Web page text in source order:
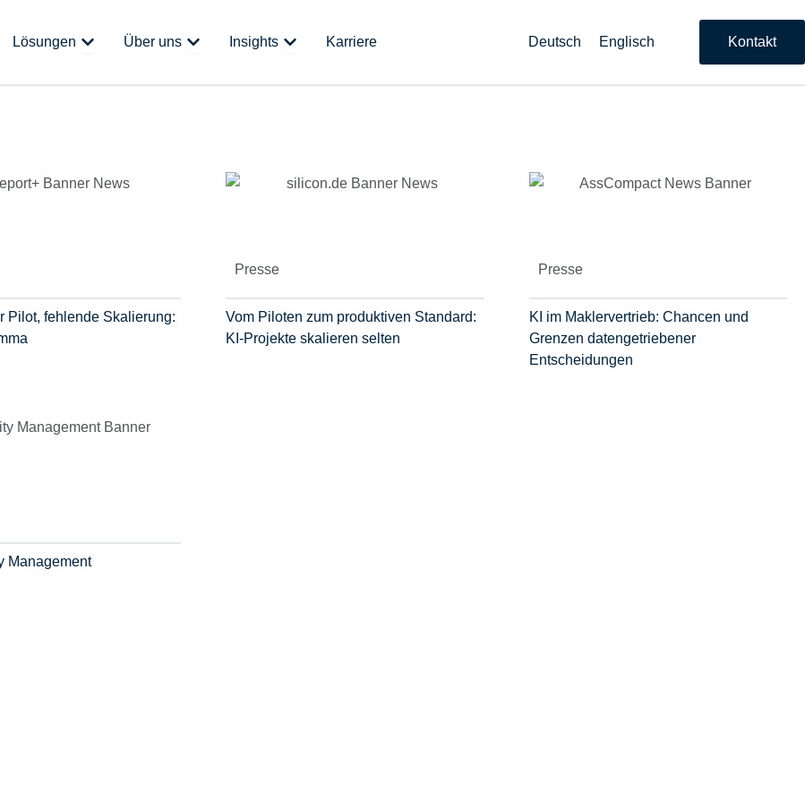
Plattform
Lösungen Öffne Lösungen
Über uns Öffne Über uns
Insights Öffne Insights
Karriere Deutsch Englisch Kontakt
Pilot, fehlende Skalierung:
Presse
Vom Piloten zum produktiven Standard:
KI-Projekte skalieren selten
Presse
KI im Maklervertrieb: Chancen und
Grenzen datengetriebener
Entscheidungen
Management